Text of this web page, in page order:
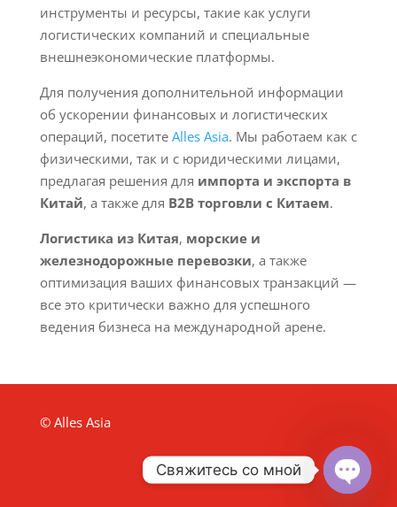
инструменты и ресурсы, такие как услуги
логистических компаний и специальные
внешнеэкономические платформы.
Для получения дополнительной информации
об ускорении финансовых и логистических
операций, посетите Alles Asia. Мы работаем как с
физическими, так и с юридическими лицами,
предлагая решения для импорта и экспорта в
Китай, а также для B2B торговли с Китаем.
Логистика из Китая, морские и
железнодорожные перевозки, а также
оптимизация ваших финансовых транзакций —
все это критически важно для успешного
ведения бизнеса на международной арене.
© Alles Asia
Свяжитесь со мной